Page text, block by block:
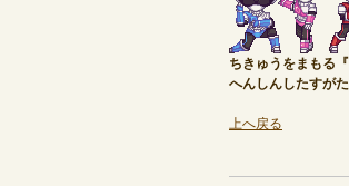
ちきゅうをまもる
へんしんしたすが
上へ戻る